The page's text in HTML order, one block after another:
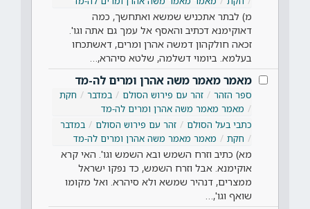
מ) לבתר אתכניש שמשא ואתחשך, כמה
דאוקימנא דכתיב והאסף אל עמך גם אתה וגו'.
זכאה חולקהון דמשה אהרן ומרים, דאשתכחו
בעלמא. ביומוי דשלמה, שלטא סיהרא,…
מאמר מאמר משה אהרן ומרים לה-מד
ספר הזהר זהר עם פירוש הסולם במדבר
חקת
מאמר מאמר משה אהרן ומרים לה-מד
כתבי בעל הסולם
זהר עם פירוש הסולם
במדבר
חקת
מאמר מאמר משה אהרן ומרים לה-מד
מא) כתיב וזרח השמש ובא השמש וגו'. האי קרא
אוקימנא. אבל וזרח השמש, כד נפקו ישראל
ממצרים, דנהיר שמשא ולא סיהרא. ואל מקומו
שואף וגו',…